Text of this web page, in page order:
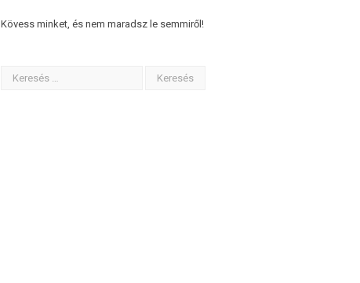
Kövess minket, és nem maradsz le semmiről!